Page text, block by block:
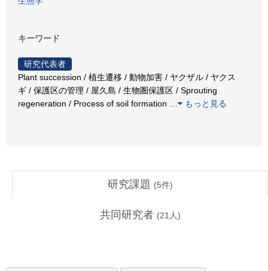
キーワード
研究代表者
Plant succession / 植生遷移 / 動物加害 / ヤクザル / ヤクス
ギ / 保護区の管理 / 屋久島 / 生物圏保護区 / Sprouting
regeneration / Process of soil formation
もっと見る
研究課題 (5件)
共同研究者 (21 人)